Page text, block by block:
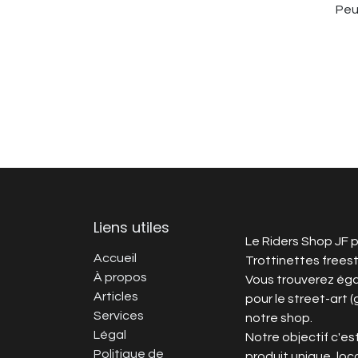
Liens utiles
Accueil
À propos
Articles
Services
Légal
Politique de
Le Riders Shop JF
Trottinettes
Vous trouverez
pour le street-art
notre shop.
Notre objectif